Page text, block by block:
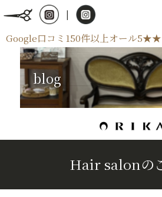
|
Google口コミ150件以上オール
blog
Hair salonの